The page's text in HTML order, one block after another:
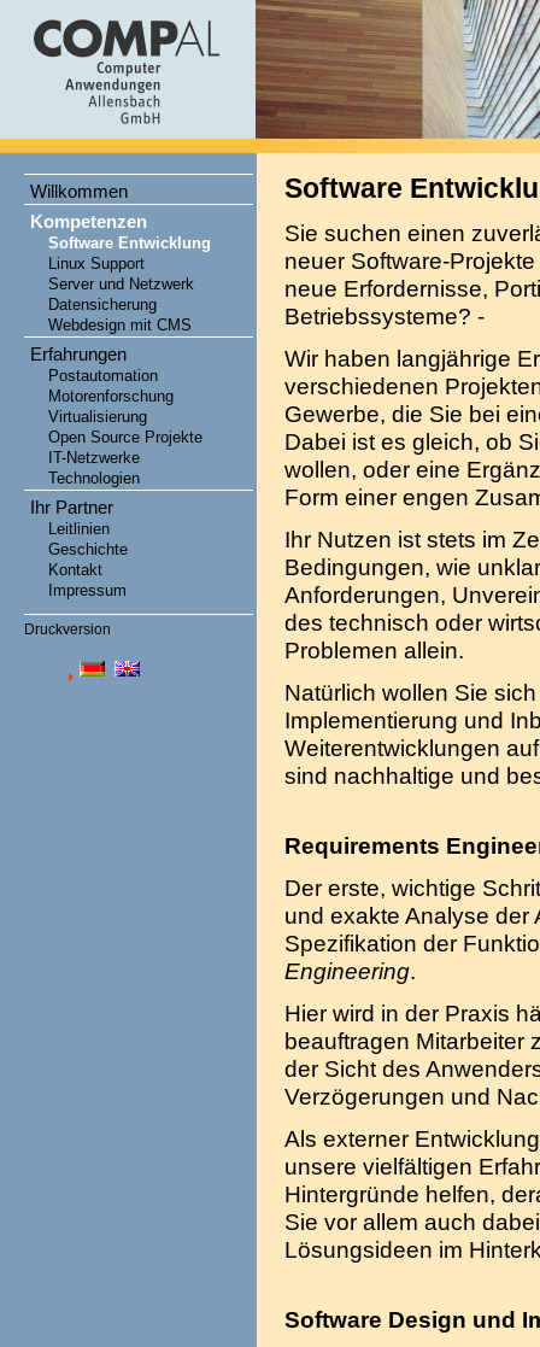
Willkommen
Kompetenzen
Software Entwicklung
Linux Support
Server und Netzwerk
Datensicherung
Webdesign mit CMS
Erfahrungen
Postautomation
Motorenforschung
Virtualisierung
Open Source Projekte
IT-Netzwerke
Technologien
Ihr Partner
Leitlinien
Geschichte
Kontakt
Impressum
Druckversion
Software
Sie suchen einen
neuer Software-
neue Erfordernisse,
Betriebssysteme? -
Wir haben langjährige
verschiedenen
Gewerbe, die Sie bei
Dabei ist es gleich, ob
wollen, oder eine
Form einer engen
Ihr Nutzen ist stets im
Bedingungen, wie
Anforderungen,
des technisch oder
Problemen allein.
Natürlich wollen Sie
Implementierung und
Weiterentwicklungen
sind nachhaltige und
Requirements
Der erste, wichtige
und exakte Analyse
Spezifikation der
Engineering.
Hier wird in der Praxis
beauftragen Mitarbeiter
der Sicht des
Verzögerungen und
Als externer
unsere vielfältigen
Hintergründe helfen,
Sie vor allem auch
Lösungsideen im
Software Design und